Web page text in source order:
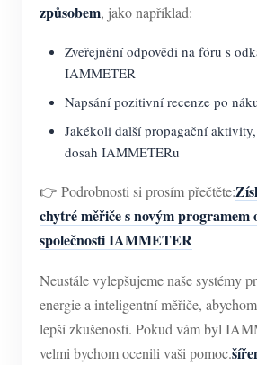
způsobem, jako například:
Zveřejnění odpovědi na fóru s
IAMMETER
Napsání pozitivní recenze po
Jakékoli další propagační
dosah IAMMETERu
👉 Podrobnosti si prosím přečtěte:
chytré měřiče s novým programem
společnosti IAMMETER
Neustále vylepšujeme naše systémy
energie a inteligentní měřiče,
lepší zkušenosti. Pokud vám byl
velmi bychom ocenili vaši pomoc.